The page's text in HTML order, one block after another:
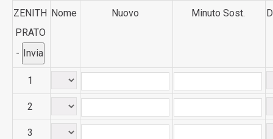
ZENITH
PRATO
-
Nome Nuovo Minuto Sost.
1
2
3